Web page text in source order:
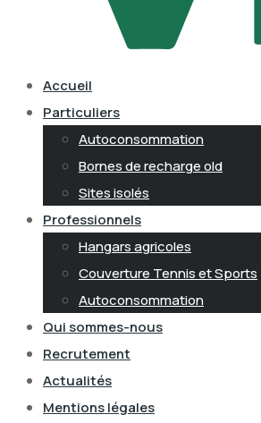
Accueil
Particuliers
Autoconsommation
Bornes de recharge old
Sites isolés
Professionnels
Hangars agricoles
Couverture Tennis et Sports
Autoconsommation
Qui sommes-nous
Recrutement
Actualités
Mentions légales